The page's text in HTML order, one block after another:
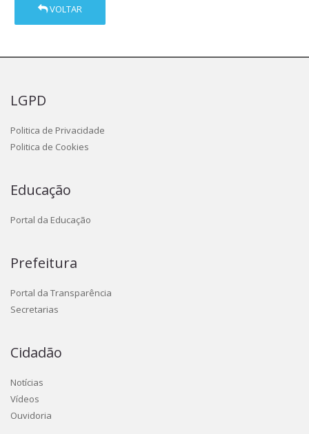
VOLTAR
LGPD
Politica de Privacidade
Politica de Cookies
Educação
Portal da Educação
Prefeitura
Portal da Transparência
Secretarias
Cidadão
Notícias
Vídeos
Ouvidoria